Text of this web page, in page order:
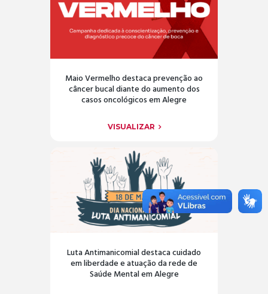
Maio Vermelho destaca prevenção ao
câncer bucal diante do aumento dos
casos oncológicos em Alegre
VISUALIZAR
Luta Antimanicomial destaca cuidado
em liberdade e atuação da rede de
Saúde Mental em Alegre